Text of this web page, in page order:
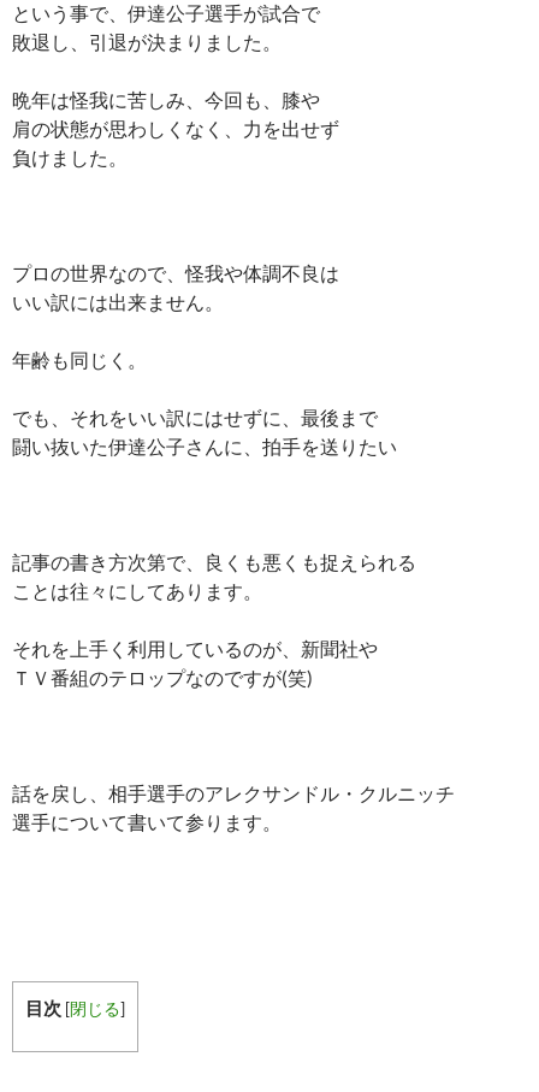
という事で、伊達公子選手が試合で
敗退し、引退が決まりました。
晩年は怪我に苦しみ、今回も、膝や
肩の状態が思わしくなく、力を出せず
負けました。
プロの世界なので、怪我や体調不良は
いい訳には出来ません。
年齢も同じく。
でも、それをいい訳にはせずに、最後まで
闘い抜いた伊達公子さんに、拍手を送りたい
記事の書き方次第で、良くも悪くも捉えられる
ことは往々にしてあります。
それを上手く利用しているのが、新聞社や
ＴＶ番組のテロップなのですが(笑)
話を戻し、相手選手のアレクサンドル・クルニッチ
選手について書いて参ります。
目次 [閉じる]